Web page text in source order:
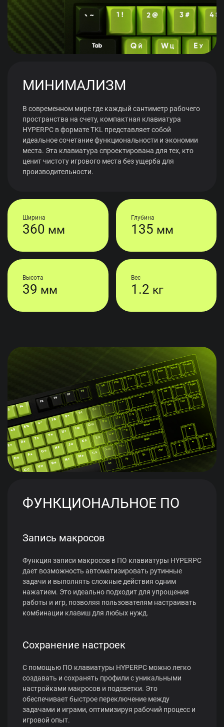
МИНИМАЛИЗМ
В современном мире где каждый сантиметр рабочего
пространства на счету, компактная клавиатура
HYPERPC в формате TKL представляет собой
идеальное сочетание функциональности и экономии
места. Эта клавиатура спроектирована для тех, кто
ценит чистоту игрового места без ущерба для
производительности.
Ширина
360 мм
Глубина
135 мм
Высота
39 мм
Вес
1.2 кг
ФУНКЦИОНАЛЬНОЕ ПО
Запись макросов
Функция записи макросов в ПО клавиатуры HYPERPC
дает возможность автоматизировать рутинные
задачи и выполнять сложные действия одним
нажатием. Это идеально подходит для упрощения
работы и игр, позволяя пользователям настраивать
комбинации клавиш для любых нужд.
Сохранение настроек
С помощью ПО клавиатуры HYPERPC можно легко
создавать и сохранять профили с уникальными
настройками макросов и подсветки. Это
обеспечивает быстрое переключение между
задачами и играми, оптимизируя рабочий процесс и
игровой опыт.